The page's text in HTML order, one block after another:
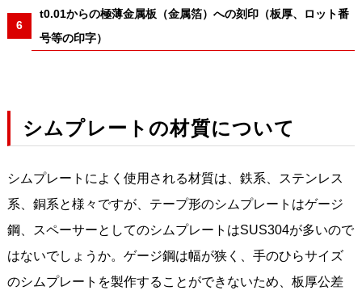
t0.01からの極薄金属板（金属箔）への刻印（板厚、ロット番
号等の印字）
シムプレートの材質について
シムプレートによく使用される材質は、鉄系、ステンレス
系、銅系と様々ですが、テープ形のシムプレートはゲージ
鋼、スペーサーとしてのシムプレートはSUS304が多いので
はないでしょうか。ゲージ鋼は幅が狭く、手のひらサイズ
のシムプレートを製作することができないため、板厚公差